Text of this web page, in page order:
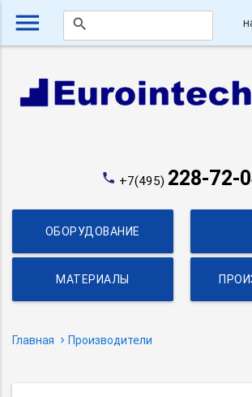
menu search
phone +7(495) 228-72-
ОБОРУДОВАНИЕ
МАТЕРИАЛЫ
Главная Производители